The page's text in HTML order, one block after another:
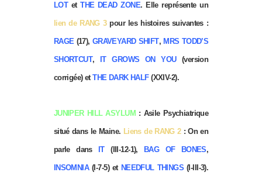
LOTetTHE DEAD ZONE. Elle représente un
lien de RANG 3pour les histoires suivantes :
RAGE(17), GRAVEYARD SHIFT, MRS TODD’S
SHORTCUT, IT GROWS ON YOU(version
corrigée) etTHE DARK HALF(XXIV-2).
JUNIPER HILL ASYLUM : Asile Psychiatrique
situé dans le Maine. Liens de RANG 2: On en
parle dans IT(III-12-1), BAG OF BONES,
INSOMNIA(I-7-5) et NEEDFUL THINGS (I-III-3).